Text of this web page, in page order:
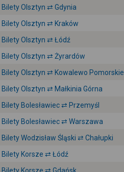
Bilety Olsztyn ⇄ Gdynia
Bilety Olsztyn ⇄ Kraków
Bilety Olsztyn ⇄ Łódź
Bilety Olsztyn ⇄ Żyrardów
Bilety Olsztyn ⇄ Kowalewo Pomorskie
Bilety Olsztyn ⇄ Małkinia Górna
Bilety Bolesławiec ⇄ Przemyśl
Bilety Bolesławiec ⇄ Warszawa
Bilety Wodzisław Śląski ⇄ Chałupki
Bilety Korsze ⇄ Łódź